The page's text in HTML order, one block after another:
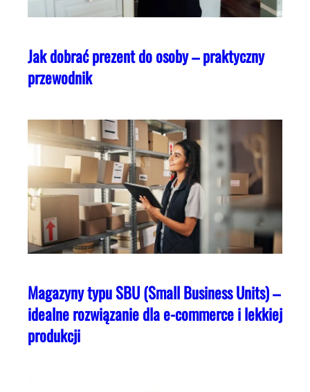
Jak dobrać prezent do osoby – praktyczny
przewodnik
Magazyny typu SBU (Small Business Units) –
idealne rozwiązanie dla e-commerce i lekkiej
produkcji